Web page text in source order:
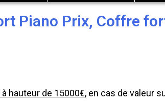
Piano Prix, Coffre
hauteur de 15000€, en cas de valeur